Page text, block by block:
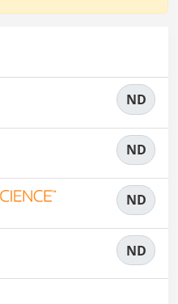
ND
ND
ND
ND